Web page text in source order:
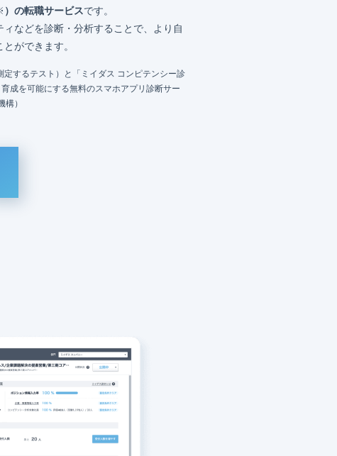
）の転職サービスです。
などを診断・分析することで、より自
ができます。
定するテスト）と「ミイダス コンピテンシー診
成を可能にする無料のスマホアプリ診断サー
）